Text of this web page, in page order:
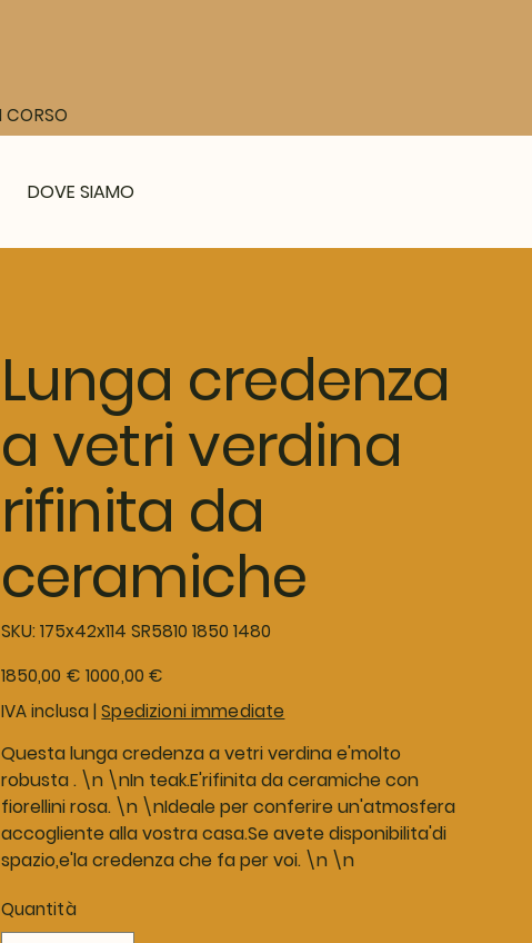
DOVE SIAMO
Lunga credenza
a vetri verdina
rifinita da
ceramiche
SKU: SKU
175x42x114
1480
175x42x114 SR5810 1850 1480
Prezzo
originale
1850,00 € Prezzo
scontato
1000,00 €
IVA inclusa | Spedizioni immediate
Questa lunga credenza a vetri verdina e'molto
robusta . \n \nIn teak.E'rifinita da ceramiche con
fiorellini rosa. \n \nIdeale per conferire un'atmosfera
accogliente alla vostra casa.Se avete disponibilita'di
spazio,e'la credenza che fa per voi. \n \n
Quantità